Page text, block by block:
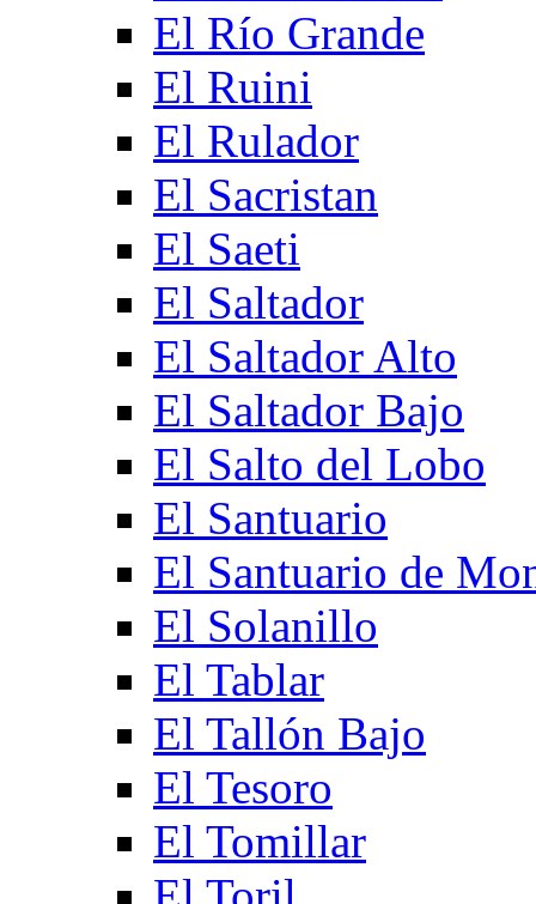
El Río Grande
El Ruini
El Rulador
El Sacristan
El Saeti
El Saltador
El Saltador Alto
El Saltador Bajo
El Salto del Lobo
El Santuario
El Santuario de
El Solanillo
El Tablar
El Tallón Bajo
El Tesoro
El Tomillar